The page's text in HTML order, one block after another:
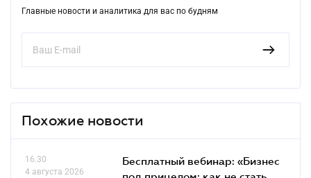
Главные новости и аналитика для вас по будням
Похожие новости
16.30
4 августа 2026
Бесплатный вебинар: «Бизнес